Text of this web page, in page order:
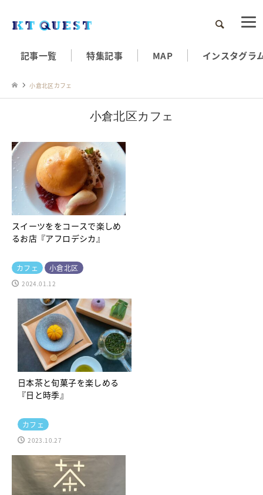
検索
記事一覧 特集記事 MAP インスタグラ
小倉北区カフェ
小倉北区カフェ
スイーツををコースで楽しめ
るお店『アフロデシカ』
カフェ 小倉北区
2024.01.12
日本茶と旬菓子を楽しめる
『日と時季』
カフェ
2023.10.27